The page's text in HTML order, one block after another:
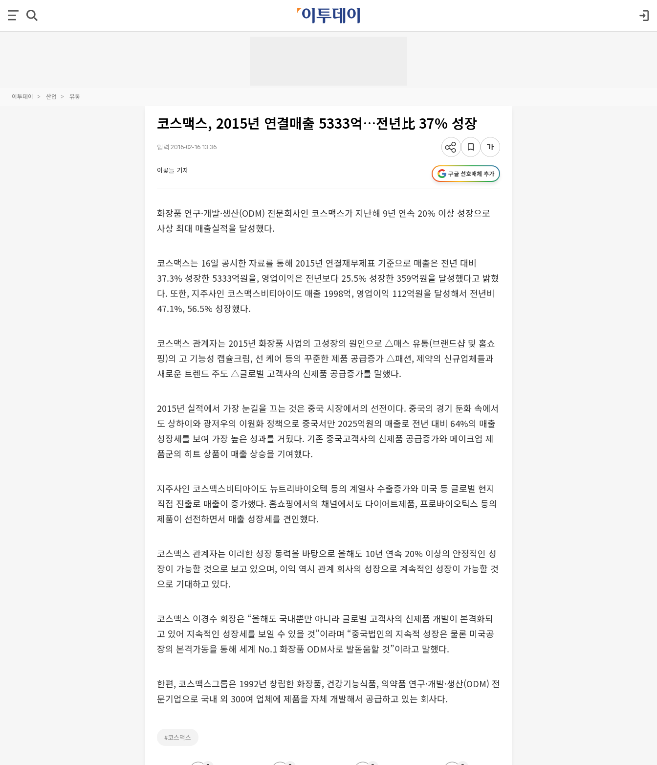
이투데이 산업 유통
코스맥스, 2015년 연결매출 5333억…전년比 37% 성장
입력 2016-02-16 13:36
이꽃들 기자 구글 선호매체 추가
화장품 연구·개발·생산(ODM) 전문회사인 코스맥스가 지난해 9년 연속 20% 이상 성장으로
사상 최대 매출실적을 달성했다.
코스맥스는 16일 공시한 자료를 통해 2015년 연결재무제표 기준으로 매출은 전년 대비
37.3% 성장한 5333억원을, 영업이익은 전년보다 25.5% 성장한 359억원을 달성했다고 밝혔
다. 또한, 지주사인 코스맥스비티아이도 매출 1998억, 영업이익 112억원을 달성해서 전년비
47.1%, 56.5% 성장했다.
코스맥스 관계자는 2015년 화장품 사업의 고성장의 원인으로 △매스 유통(브랜드샵 및 홈쇼
핑)의 고 기능성 캡슐크림, 선 케어 등의 꾸준한 제품 공급증가 △패션, 제약의 신규업체들과
새로운 트렌드 주도 △글로벌 고객사의 신제품 공급증가를 말했다.
2015년 실적에서 가장 눈길을 끄는 것은 중국 시장에서의 선전이다. 중국의 경기 둔화 속에서
도 상하이와 광저우의 이원화 정책으로 중국서만 2025억원의 매출로 전년 대비 64%의 매출
성장세를 보여 가장 높은 성과를 거뒀다. 기존 중국고객사의 신제품 공급증가와 메이크업 제
품군의 히트 상품이 매출 상승을 기여했다.
지주사인 코스맥스비티아이도 뉴트리바이오텍 등의 계열사 수출증가와 미국 등 글로벌 현지
직접 진출로 매출이 증가했다. 홈쇼핑에서의 채널에서도 다이어트제품, 프로바이오틱스 등의
제품이 선전하면서 매출 성장세를 견인했다.
코스맥스 관계자는 이러한 성장 동력을 바탕으로 올해도 10년 연속 20% 이상의 안정적인 성
장이 가능할 것으로 보고 있으며, 이익 역시 관계 회사의 성장으로 계속적인 성장이 가능할 것
으로 기대하고 있다.
코스맥스 이경수 회장은 “올해도 국내뿐만 아니라 글로벌 고객사의 신제품 개발이 본격화되
고 있어 지속적인 성장세를 보일 수 있을 것”이라며 “중국법인의 지속적 성장은 물론 미국공
장의 본격가동을 통해 세계 No.1 화장품 ODM사로 발돋움할 것”이라고 말했다.
한편, 코스맥스그룹은 1992년 창립한 화장품, 건강기능식품, 의약품 연구·개발·생산(ODM) 전
문기업으로 국내 외 300여 업체에 제품을 자체 개발해서 공급하고 있는 회사다.
#코스맥스